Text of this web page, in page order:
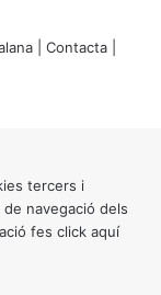
| Contacta
tercers i
navegació dels
fes click aquí